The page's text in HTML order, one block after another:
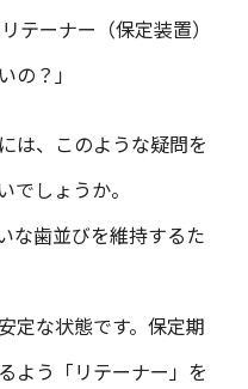
テーナー（保定装置）
の？」
は、このような疑問を
でしょうか。
な歯並びを維持するた
定な状態です。保定期
よう「リテーナー」を